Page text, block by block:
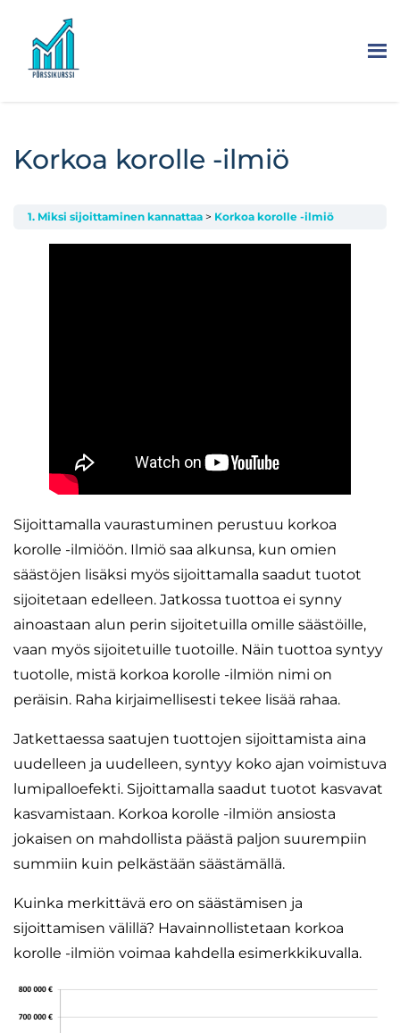
Korkoa korolle -ilmiö
1. Miksi sijoittaminen kannattaa Korkoa korolle -ilmiö
Sijoittamalla vaurastuminen perustuu korkoa
korolle -ilmiöön. Ilmiö saa alkunsa, kun omien
säästöjen lisäksi myös sijoittamalla saadut tuotot
sijoitetaan edelleen. Jatkossa tuottoa ei synny
ainoastaan alun perin sijoitetuilla omille säästöille,
vaan myös sijoitetuille tuotoille. Näin tuottoa syntyy
tuotolle, mistä korkoa korolle -ilmiön nimi on
peräisin. Raha kirjaimellisesti tekee lisää rahaa.
Jatkettaessa saatujen tuottojen sijoittamista aina
uudelleen ja uudelleen, syntyy koko ajan voimistuva
lumipalloefekti. Sijoittamalla saadut tuotot kasvavat
kasvamistaan. Korkoa korolle -ilmiön ansiosta
jokaisen on mahdollista päästä paljon suurempiin
summiin kuin pelkästään säästämällä.
Kuinka merkittävä ero on säästämisen ja
sijoittamisen välillä? Havainnollistetaan korkoa
korolle -ilmiön voimaa kahdella esimerkkikuvalla.